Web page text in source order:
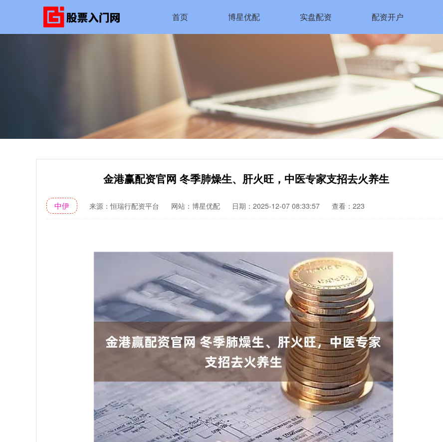
首页 博星优配 实盘配资 配资开户
金港赢配资官网 冬季肺燥生、肝火旺，中医专家支招去火养生
中伊 来源：恒瑞行配资平台 网站：博星优配 日期：2025-12-07 08:33:57 查看：223